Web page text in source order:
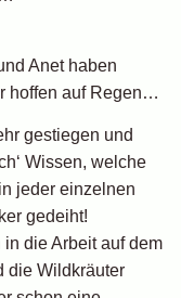
Anet haben
hoffen auf Regen…
gestiegen und
Wissen, welche
jeder einzelnen
gedeiht!
die Arbeit auf dem
die Wildkräuter